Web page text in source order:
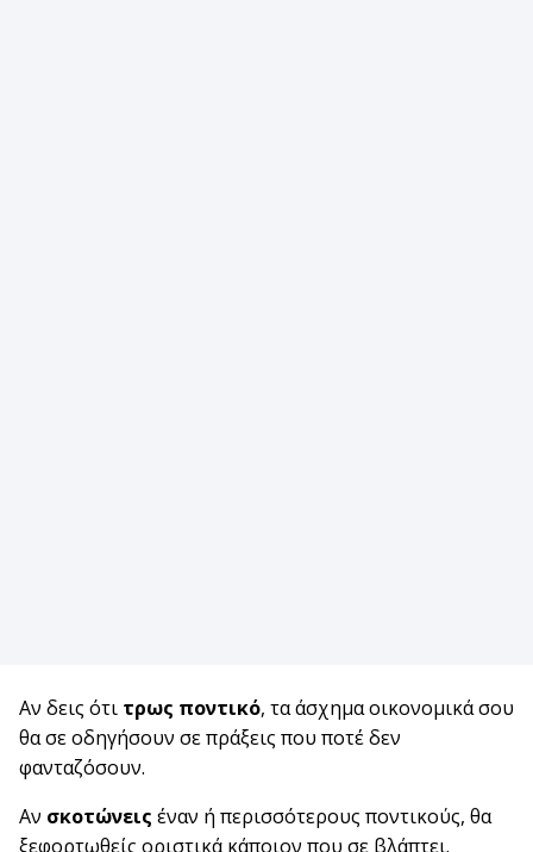
Αν δεις ότι τρως ποντικό, τα άσχημα οικονομικά σου
θα σε οδηγήσουν σε πράξεις που ποτέ δεν
φανταζόσουν.
Αν σκοτώνεις έναν ή περισσότερους ποντικούς, θα
ξεφορτωθείς οριστικά κάποιον που σε βλάπτει.